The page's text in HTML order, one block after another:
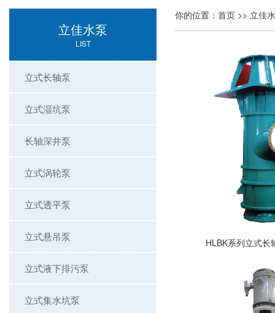
立佳水泵
LIST
立式长轴泵
立式湿坑泵
长轴深井泵
立式涡轮泵
立式透平泵
立式悬吊泵
立式液下排污泵
立式集水坑泵
你的位置： 首页 >> 立佳
HLBK系列立式长